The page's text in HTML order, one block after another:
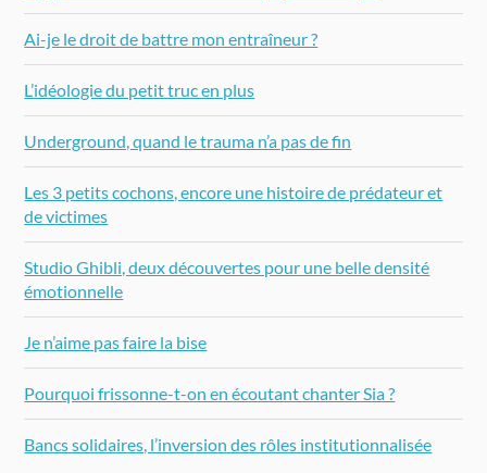
Ai-je le droit de battre mon entraîneur ?
L’idéologie du petit truc en plus
Underground, quand le trauma n’a pas de fin
Les 3 petits cochons, encore une histoire de prédateur et
de victimes
Studio Ghibli, deux découvertes pour une belle densité
émotionnelle
Je n’aime pas faire la bise
Pourquoi frissonne-t-on en écoutant chanter Sia ?
Bancs solidaires, l’inversion des rôles institutionnalisée